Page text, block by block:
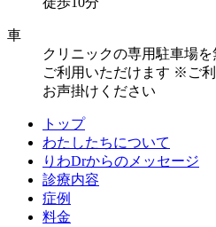
車
クリニックの専用駐車場を
ご利用いただけます ※ご利
お声掛けください
トップ
わたしたちについて
りわDrからのメッセージ
診療内容
症例
料金